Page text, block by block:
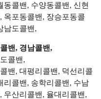
동콜밴, 수양동콜밴, 신현
옥포동콜밴, 장승포동콜
남도콜밴,
밴, 경남콜밴,
콜밴,
밴, 대평리콜밴, 덕선리콜
리콜밴, 송학리콜밴, 수남
우산리콜밴, 율대리콜밴,